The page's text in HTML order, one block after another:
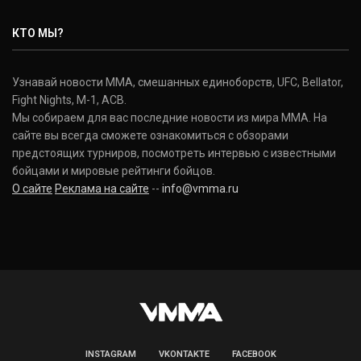
Donald Cerrone
(36-15-0, 1)
Исраэль Адесанья
Israel Adesanya
(19-0-0, 0)
КТО МЫ?
Узнавай новости ММА, смешанных единоборств, UFC, Bellator,
Fight Nights, M-1, ACB.
Мы собираем для вас последние новости из мира ММА. На
сайте вы всегда сможете ознакомиться с обзорами
предстоящих турниров, посмотреть интервью с известными
бойцами и мировые рейтинги бойцов.
О сайте Реклама на сайте -- info@vmma.ru
INSTAGRAM VKONTAKTE FACEBOOK